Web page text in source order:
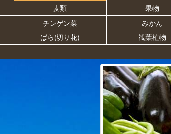
麦類
果物
チンゲン菜
みかん
ばら(切り花)
観葉植物